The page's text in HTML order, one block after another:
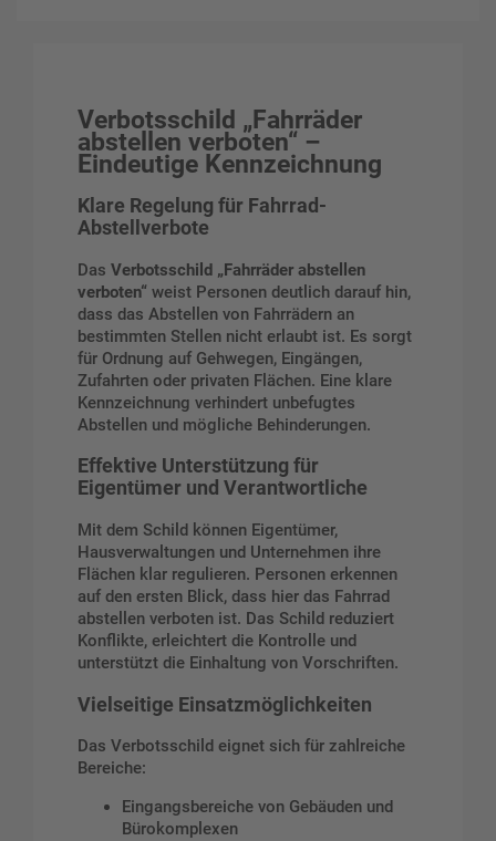
Verbotsschild „Fahrräder
abstellen verboten“ –
Eindeutige Kennzeichnung
Klare Regelung für Fahrrad-
Abstellverbote
Das Verbotsschild „Fahrräder abstellen
verboten“ weist Personen deutlich darauf hin,
dass das Abstellen von Fahrrädern an
bestimmten Stellen nicht erlaubt ist. Es sorgt
für Ordnung auf Gehwegen, Eingängen,
Zufahrten oder privaten Flächen. Eine klare
Kennzeichnung verhindert unbefugtes
Abstellen und mögliche Behinderungen.
Effektive Unterstützung für
Eigentümer und Verantwortliche
Mit dem Schild können Eigentümer,
Hausverwaltungen und Unternehmen ihre
Flächen klar regulieren. Personen erkennen
auf den ersten Blick, dass hier das Fahrrad
abstellen verboten ist. Das Schild reduziert
Konflikte, erleichtert die Kontrolle und
unterstützt die Einhaltung von Vorschriften.
Vielseitige Einsatzmöglichkeiten
Das Verbotsschild eignet sich für zahlreiche
Bereiche:
Eingangsbereiche von Gebäuden und
Bürokomplexen